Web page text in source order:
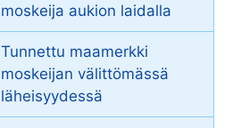
moskeija aukion laidalla
Tunnettu maamerkki
moskeijan välittömässä
läheisyydessä